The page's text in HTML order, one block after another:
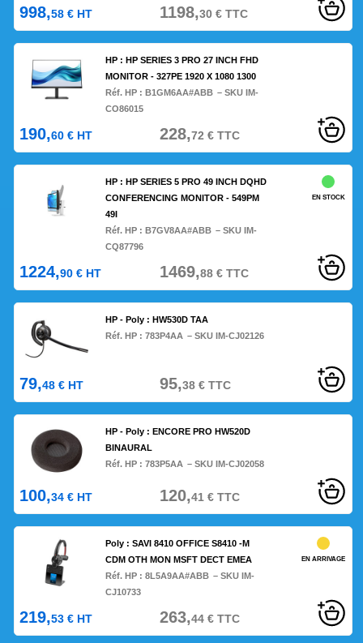
998,58 € HT 1198,30€TTC
HP : HP SERIES 3 PRO 27 INCH FHD
MONITOR - 327PE 1920 X 1080 1300
Réf. HP :B1GM6AA#ABB – SKU IM-
CO86015
190,60 € HT 228,72 €TTC
HP : HP SERIES 5 PRO 49 INCH DQHD
CONFERENCING MONITOR - 549PM
49I
Réf. HP :B7GV8AA#ABB – SKU IM-
CQ87796
EN STOCK
1224,90 € HT 1469,88€TTC
HP - Poly : HW530D TAA
Réf. HP :783P4AA – SKU IM-CJ02126
79,48 € HT 95,38€TTC
HP - Poly : ENCORE PRO HW520D
BINAURAL
Réf. HP :783P5AA – SKU IM-CJ02058
100,34 € HT 120,41 €TTC
Poly : SAVI 8410 OFFICE S8410 -M
CDM OTH MON MSFT DECT EMEA
Réf. HP :8L5A9AA#ABB – SKU IM-
CJ10733
EN ARRIVAGE
219,53 € HT 263,44€TTC